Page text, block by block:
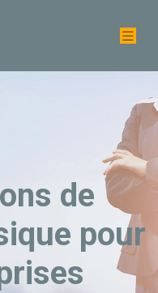
de
pour